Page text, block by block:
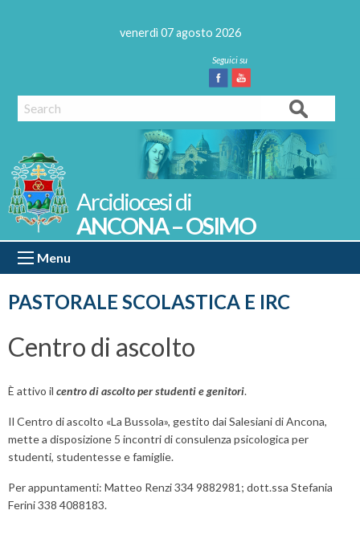
venerdì 07 agosto 2026
Facebook
Youtube
Search
PASTORALE SCOLASTICA E IRC
ANCONA – OSIMO
Menu
Centro di ascolto
È attivo il centro di ascolto per studenti e genitori.
Il Centro di ascolto «La Bussola», gestito dai Salesiani di Ancona,
mette a disposizione 5 incontri di consulenza psicologica per
studenti, studentesse e famiglie.
Per appuntamenti: Matteo Renzi 334 9882981; dott.ssa Stefania
Ferini 338 4088183.